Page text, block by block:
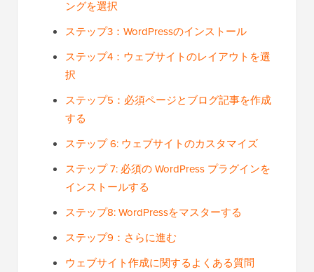
ングを選択
ステップ3：WordPressのインストール
ステップ4：ウェブサイトのレイアウトを選
択
ステップ5：必須ページとブログ記事を作成
する
ステップ 6: ウェブサイトのカスタマイズ
ステップ 7: 必須の WordPress プラグインを
インストールする
ステップ8: WordPressをマスターする
ステップ9：さらに進む
ウェブサイト作成に関するよくある質問